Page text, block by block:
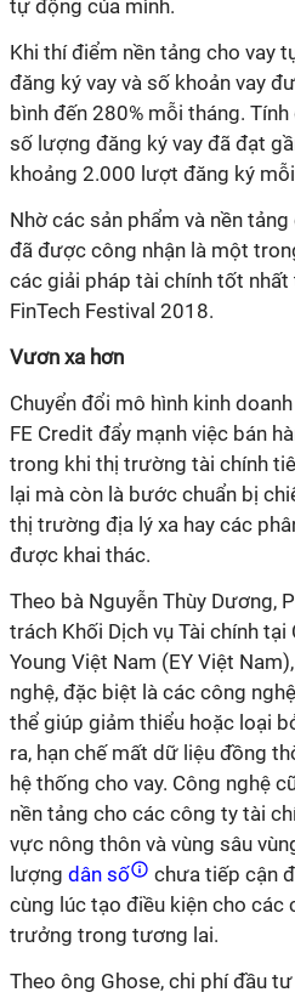
tự động của mình.
Khi thí điểm nền tảng cho vay
đăng ký vay và số khoản vay
bình đến 280% mỗi tháng.
số lượng đăng ký vay đã đạt
khoảng 2.000 lượt đăng ký
Nhờ các sản phẩm và nền
đã được công nhận là một
các giải pháp tài chính tốt
FinTech Festival 2018.
Vươn xa hơn
Chuyển đổi mô hình kinh
FE Credit đẩy mạnh việc bán
trong khi thị trường tài chính
lại mà còn là bước chuẩn bị
thị trường địa lý xa hay các
được khai thác.
Theo bà Nguyễn Thùy Dương,
trách Khối Dịch vụ Tài chính
Young Việt Nam (EY Việt
nghệ, đặc biệt là các công
thể giúp giảm thiểu hoặc loại
ra, hạn chế mất dữ liệu đồng
hệ thống cho vay. Công nghệ
nền tảng cho các công ty tài
vực nông thôn và vùng sâu
lượng dân số
chưa tiếp cận
cùng lúc tạo điều kiện cho các
trưởng trong tương lai.
Theo ông Ghose, chi phí đầu